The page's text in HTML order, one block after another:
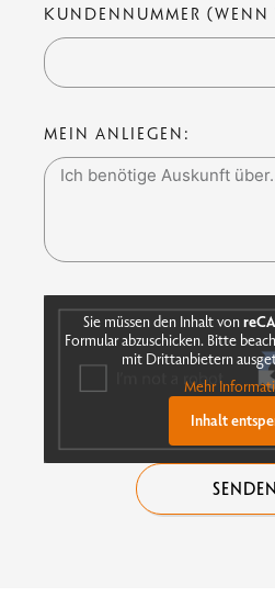
KUNDENNUMMER
MEIN ANLIEGEN:
Sie müssen den Inhalt von
Formular abzuschicken. Bitte
mit Drittanbietern
Mehr
Inhalt
SENDEN